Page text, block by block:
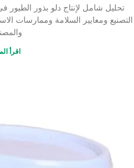
التصنيع ومعايير السلامة وممارسات
اقرأ